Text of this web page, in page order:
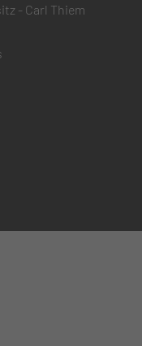
- Carl Thiem